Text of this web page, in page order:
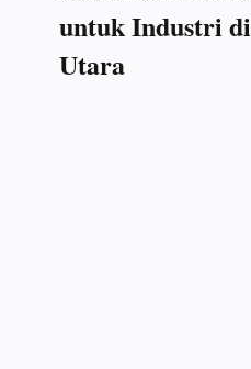
untuk Industri
Utara